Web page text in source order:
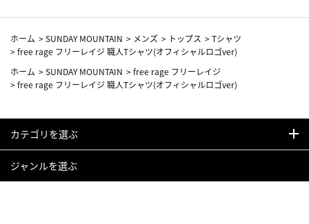
ホーム >SUNDAY MOUNTAIN > メンズ > トップス >Tシャツ
>free rage フリーレイジ 職人Tシャツ(オフィシャルロゴver)
ホーム >SUNDAY MOUNTAIN >free rage フリーレイジ
>free rage フリーレイジ 職人Tシャツ(オフィシャルロゴver)
カテゴリを選ぶ
ジャンルを選ぶ